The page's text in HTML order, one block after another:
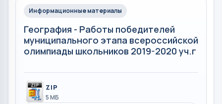
Информационные материалы
География - Работы победителей
муниципального этапа всероссийской
олимпиады школьников 2019-2020 уч.г
ZIP
5 МБ